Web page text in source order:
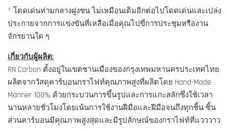
* โดดเด่นท่ามกลางฝูงชน ไม่เหมือนเดิมอีกต่อไปโดดเด่นและเปล่ง
ประกายจากการแข่งขันที่เหลือเมื่อคุณไปขี่การประชุมหรืองาน
จักรยานใด ๆ
เกี่ยวกับผู้ผลิต:
RN Carbon ตั้งอยู่ในเขตชานเมืองของกรุงเทพมหานครประเทศไทย
ผลิตจากวัสดุคาร์บอนกราไฟท์คุณภาพสูงที่ผลิตโดย Hand-Made
Manner 100% ด้วยกระบวนการขึ้นรูปและการแกะสลักซึ่งใช้เวลา
นานหลายชั่วโมงโดยเน้นการใช้งานฝีมือและฝีมือจนถึงทุกชิ้น ชิ้น
ส่วนคาร์บอนมีคุณภาพสูงสุดและมีรูปลักษณ์ของกราไฟท์ที่แวววาว